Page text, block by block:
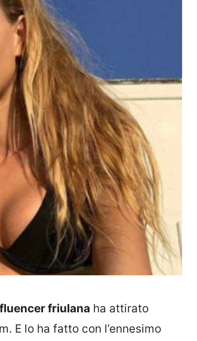
friulana ha attirato
E lo ha fatto con l’ennesimo